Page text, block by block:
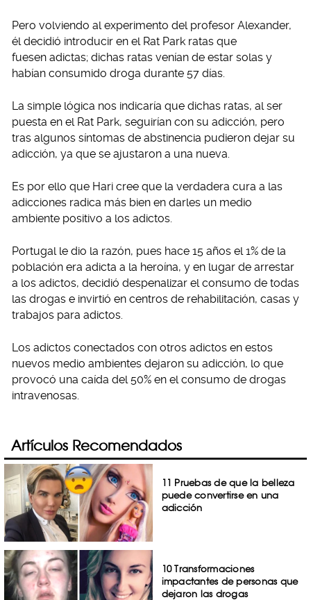
Pero volviendo al experimento del profesor Alexander,
él decidió introducir en el Rat Park ratas que
fuesen adictas; dichas ratas venían de estar solas y
habían consumido droga durante 57 días.
La simple lógica nos indicaría que dichas ratas, al ser
puesta en el Rat Park, seguirían con su adicción, pero
tras algunos síntomas de abstinencia pudieron dejar su
adicción, ya que se ajustaron a una nueva.
Es por ello que Hari cree que la verdadera cura a las
adicciones radica más bien en darles un medio
ambiente positivo a los adictos.
Portugal le dio la razón, pues hace 15 años el 1% de la
población era adicta a la heroína, y en lugar de arrestar
a los adictos, decidió despenalizar el consumo de todas
las drogas e invirtió en centros de rehabilitación, casas y
trabajos para adictos.
Los adictos conectados con otros adictos en estos
nuevos medio ambientes dejaron su adicción, lo que
provocó una caída del 50% en el consumo de drogas
intravenosas.
Artículos Recomendados
11 Pruebas de que la belleza
puede convertirse en una
adicción
10 Transformaciones
impactantes de personas que
dejaron las drogas